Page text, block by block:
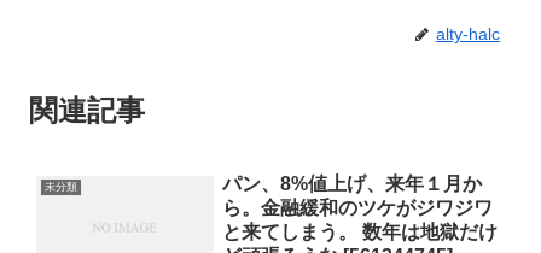
alty-halc
関連記事
未分類
パン、8%値上げ、来年１月か
ら。金融緩和のツケがジワジワ
と来てしまう。 数年は地獄だけ